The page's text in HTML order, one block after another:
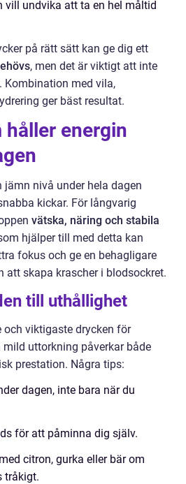
vill undvika att ta en hel måltid
på rätt sätt kan ge dig ett
, men det är viktigt att inte
Kombination med vila,
ger bäst resultat.
håller energin
jämn nivå under hela dagen
kickar. För långvarig
vätska, näring och stabila
hjälper till med detta kan
fokus och ge en behagligare
att skapa krascher i blodsockret.
till uthållighet
och viktigaste drycken för
mild uttorkning påverkar både
prestation. Några tips:
dagen, inte bara när du
för att påminna dig själv.
citron, gurka eller bär om
tråkigt.